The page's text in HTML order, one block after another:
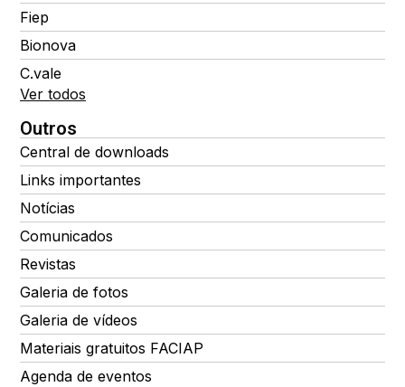
Fiep
Bionova
C.vale
Ver todos
Outros
Central de downloads
Links importantes
Notícias
Comunicados
Revistas
Galeria de fotos
Galeria de vídeos
Materiais gratuitos FACIAP
Agenda de eventos